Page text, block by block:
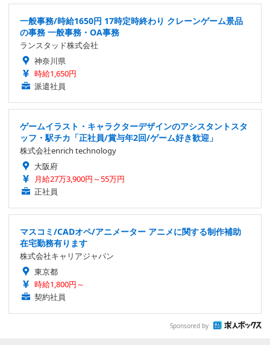
一般事務/時給1650円 17時定時終わり クレーンゲーム景品
の事務 一般事務・OA事務
ランスタッド株式会社
神奈川県
時給1,650円
派遣社員
ゲームイラスト・キャラクターデザインのアシスタントスタ
ッフ・駅チカ「正社員/賞与年2回/ゲーム好き歓迎」
株式会社enrich technology
大阪府
月給27万3,900円～55万円
正社員
マスコミ/CADオペ/アニメーター アニメに関する制作補助
在宅勤務有ります
株式会社キャリアジャパン
東京都
時給1,800円～
契約社員
Sponsored by